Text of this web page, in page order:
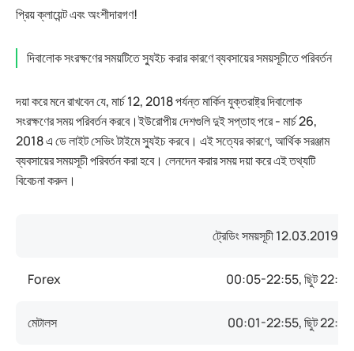
প্রিয় ক্লায়েন্ট এবং অংশীদারগণ!
দিবালোক সংরক্ষণের সময়টিতে স্যুইচ করার কারণে ব্যবসায়ের সময়সূচীতে পরিবর্তন
দয়া করে মনে রাখবেন যে, মার্চ 12, 2018 পর্যন্ত মার্কিন যুক্তরাষ্ট্র দিবালোক
সংরক্ষণের সময় পরিবর্তন করবে।ইউরোপীয় দেশগুলি দুই সপ্তাহ পরে - মার্চ 26,
2018 এ ডে লাইট সেভিং টাইমে স্যুইচ করবে। এই সত্যের কারণে, আর্থিক সরঞ্জাম
ব্যবসায়ের সময়সূচী পরিবর্তন করা হবে। লেনদেন করার সময় দয়া করে এই তথ্যটি
বিবেচনা করুন।
ট্রেডিং সময়সূচী 12.03.2019,
Forex 00:05-22:55, ছুিট
মেটালস 00:01-22:55, ছুিট